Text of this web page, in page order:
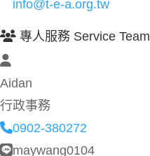
info@t-e-a.org.tw
專人服務 Service Team
Aidan
行政事務
0902-380272
maywang0104